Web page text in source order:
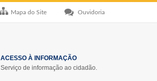
Ouvidoria
Mapa do Site
ACESSO À INFORMAÇÃO
Serviço de informação ao cidadão.